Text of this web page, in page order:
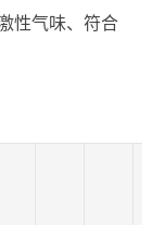
性气味、符合